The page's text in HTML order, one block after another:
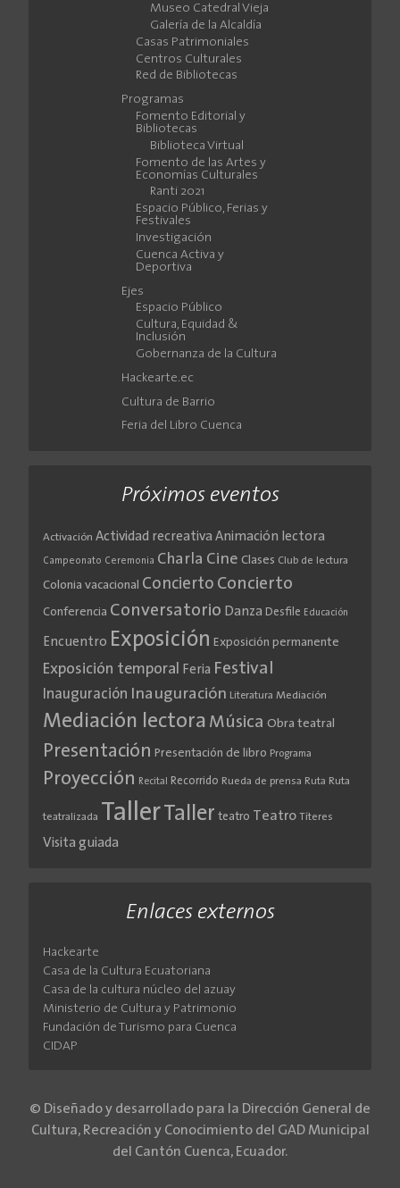
Museo Catedral Vieja
Galería de la Alcaldía
Casas Patrimoniales
Centros Culturales
Red de Bibliotecas
Programas
Fomento Editorial y
Bibliotecas
Biblioteca Virtual
Fomento de las Artes y
Economías Culturales
Ranti 2021
Espacio Público, Ferias y
Festivales
Investigación
Cuenca Activa y
Deportiva
Ejes
Espacio Público
Cultura, Equidad &
Inclusión
Gobernanza de la Cultura
Hackearte.ec
Cultura de Barrio
Feria del Libro Cuenca
Próximos eventos
Activación Actividad recreativa Animación lectora
Campeonato Ceremonia Charla Cine Clases Club de lectura
Colonia vacacional Concierto Concierto
Conferencia Conversatorio Danza Desfile Educación
Encuentro Exposición Exposición permanente
Exposición temporal Feria Festival
Inauguración Inauguración Literatura Mediación
Mediación lectora Música Obra teatral
Presentación Presentación de libro Programa
Proyección Recital Recorrido Rueda de prensa Ruta Ruta
teatralizada TallerTaller teatro Teatro Títeres
Visita guiada
Enlaces externos
Hackearte
Casa de la Cultura Ecuatoriana
Casa de la cultura núcleo del azuay
Ministerio de Cultura y Patrimonio
Fundación de Turismo para Cuenca
CIDAP
© Diseñado y desarrollado para la Dirección General de
Cultura, Recreación y Conocimiento del GAD Municipal
del Cantón Cuenca, Ecuador.